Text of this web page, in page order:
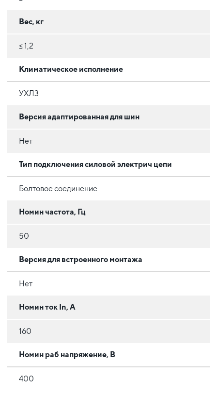
Вес, кг
≤ 1,2
Климатическое исполнение
УХЛ3
Версия адаптированная для шин
Нет
Тип подключения силовой электрич цепи
Болтовое соединение
Номин частота, Гц
50
Версия для встроенного монтажа
Нет
Номин ток In, А
160
Номин раб напряжение, В
400